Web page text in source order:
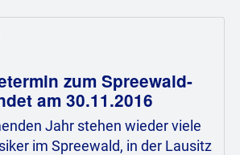
zum Spreewald-
am 30.11.2016
Jahr stehen wieder viele
im Spreewald, in der Lausitz